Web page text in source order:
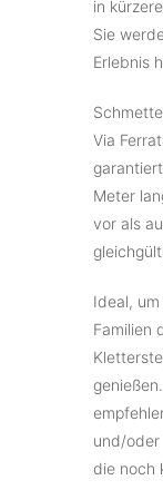
in
Sie
Erlebnis
Via
Meter
vor als
Ideal,
Familien
und/oder
die noch